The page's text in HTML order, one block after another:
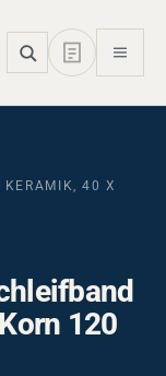
KERAMIK, 40 X
120